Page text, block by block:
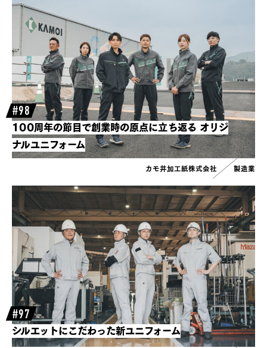
#98
100周年の節目で創業時の原点に立ち返る オリジ
ナルユニフォーム
カモ井加工紙株式会社 製造業
#97
シルエットにこだわった新ユニフォーム